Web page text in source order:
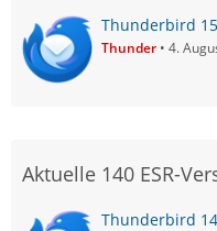
Thunderbird
Thunder 4.
Aktuelle 140 ESR-
Thunderbird